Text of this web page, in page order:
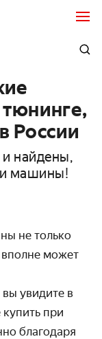
России
найдены,
машины!
не только
может
увидите в
при
благодаря